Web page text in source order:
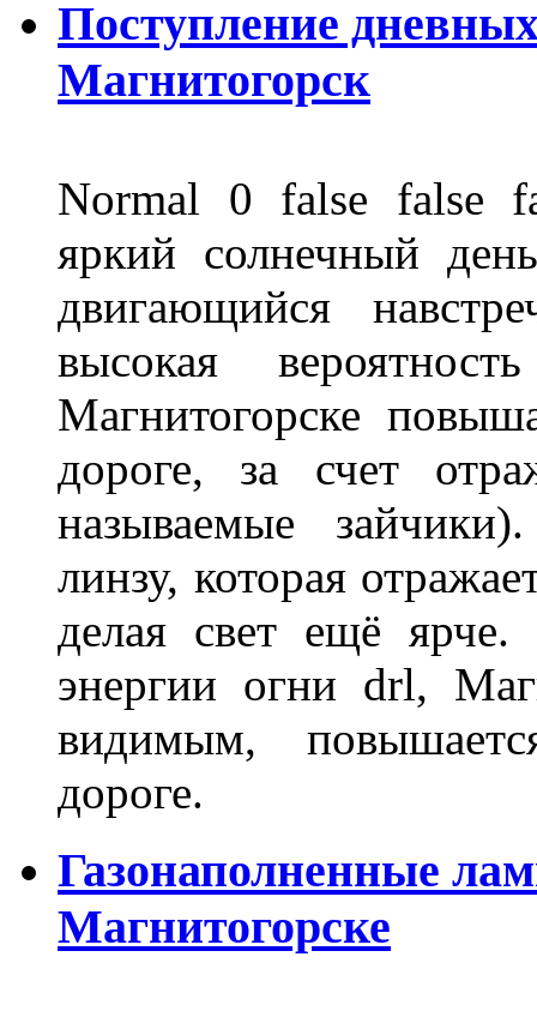
Поступление
Магнитогорск
Normal 0 false false
яркий солнечный
двигающийся
высокая
Магнитогорске
дороге, за счет
называемые
линзу, которая
делая свет ещё
энергии огни drl,
видимым,
дороге.
Газонаполненные
Магнитогорске